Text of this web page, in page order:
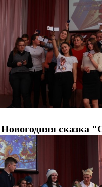
Новогодняя сказка